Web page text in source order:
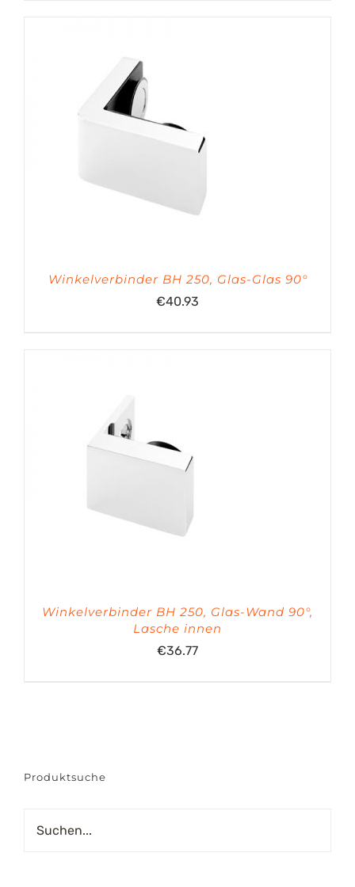
Winkelverbinder BH 250, Glas-Glas 90°
€40.93
Winkelverbinder BH 250, Glas-Wand 90°,
Lasche innen
€36.77
Produktsuche